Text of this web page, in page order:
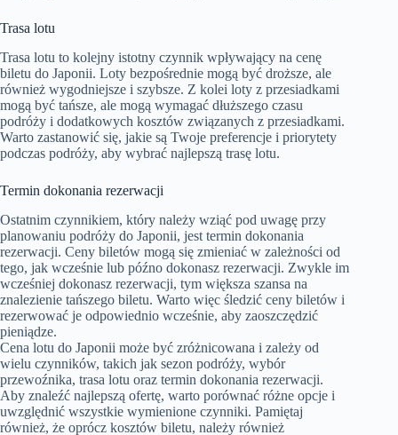
Trasa lotu
Trasa lotu to kolejny istotny czynnik wpływający na cenę
biletu do Japonii. Loty bezpośrednie mogą być droższe, ale
również wygodniejsze i szybsze. Z kolei loty z przesiadkami
mogą być tańsze, ale mogą wymagać dłuższego czasu
podróży i dodatkowych kosztów związanych z przesiadkami.
Warto zastanowić się, jakie są Twoje preferencje i priorytety
podczas podróży, aby wybrać najlepszą trasę lotu.
Termin dokonania rezerwacji
Ostatnim czynnikiem, który należy wziąć pod uwagę przy
planowaniu podróży do Japonii, jest termin dokonania
rezerwacji. Ceny biletów mogą się zmieniać w zależności od
tego, jak wcześnie lub późno dokonasz rezerwacji. Zwykle im
wcześniej dokonasz rezerwacji, tym większa szansa na
znalezienie tańszego biletu. Warto więc śledzić ceny biletów i
rezerwować je odpowiednio wcześnie, aby zaoszczędzić
pieniądze.
Cena lotu do Japonii może być zróżnicowana i zależy od
wielu czynników, takich jak sezon podróży, wybór
przewoźnika, trasa lotu oraz termin dokonania rezerwacji.
Aby znaleźć najlepszą ofertę, warto porównać różne opcje i
uwzględnić wszystkie wymienione czynniki. Pamiętaj
również, że oprócz kosztów biletu, należy również